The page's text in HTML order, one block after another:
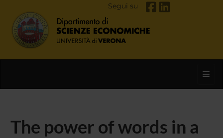
Segui su
The power of words in a